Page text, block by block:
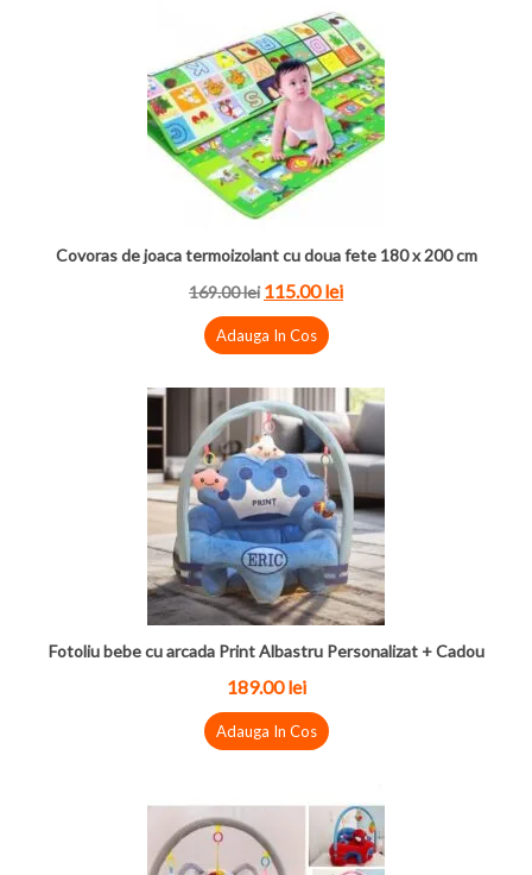
Covoras de joaca termoizolant cu doua fete 180 x 200 cm
169.00 lei 115.00 lei
Adauga In Cos
Fotoliu bebe cu arcada Print Albastru Personalizat + Cadou
189.00 lei
Adauga In Cos